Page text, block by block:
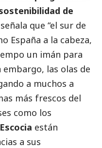
de
que “el sur de
España a la cabeza,
un imán para
las olas de
a muchos a
más frescos del
como los
están
a sus